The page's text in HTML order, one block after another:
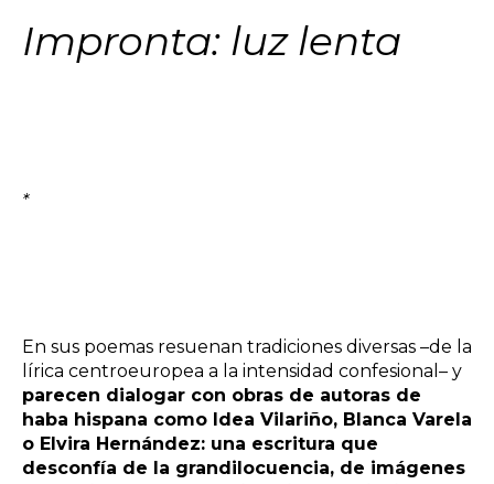
Impronta: luz lenta
*
En sus poemas resuenan tradiciones diversas –de la
lírica centroeuropea a la intensidad confesional– y
parecen dialogar con obras de autoras de
haba hispana como Idea Vilariño, Blanca Varela
o Elvira Hernández: una escritura que
desconfía de la grandilocuencia, de imágenes